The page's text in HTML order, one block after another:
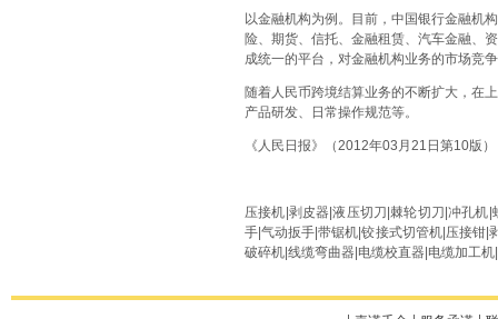
以金融机构为例。目前，中国银行金融机
险、期货、信托、金融租赁、汽车金融、
成统一的平台，对金融机构业务的市场竞
随着人民币跨境结算业务的不断扩大，在
产品研发、日常操作规范等。
《人民日报》（2012年03月21日第10版）
压接机 剥皮器 |液压切刀 |棘轮切刀 冲孔机
手 |气动扳手 |带锯机 |铰接式切管机| 压接钳|
破碎机 |线缆弯曲器 电缆校直器 电缆加工机